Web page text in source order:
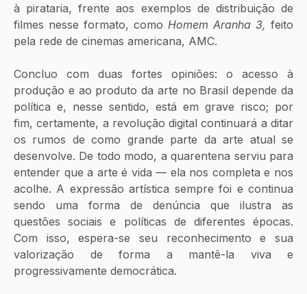
à pirataria, frente aos exemplos de distribuição de
filmes nesse formato, como Homem Aranha 3, feito
pela rede de cinemas americana, AMC.
Concluo com duas fortes opiniões: o acesso à
produção e ao produto da arte no Brasil depende da
política e, nesse sentido, está em grave risco; por
fim, certamente, a revolução digital continuará a ditar
os rumos de como grande parte da arte atual se
desenvolve. De todo modo, a quarentena serviu para
entender que a arte é vida — ela nos completa e nos
acolhe. A expressão artística sempre foi e continua
sendo uma forma de denúncia que ilustra as
questões sociais e políticas de diferentes épocas.
Com isso, espera-se seu reconhecimento e sua
valorização de forma a mantê-la viva e
progressivamente democrática.